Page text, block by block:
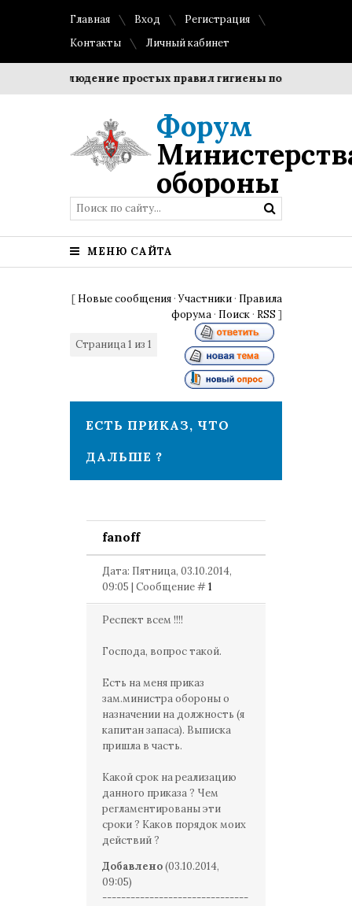
Главная Вход
Регистрация
Контакты
Личный кабинет
Соблюдение простых правил гигиены помогает
Форум
обороны
МЕНЮ САЙТА
[ Новые сообщения ·Участники · Правила
форума · Поиск · RSS ]
Страница1 из 1
ЕСТЬ ПРИКАЗ, ЧТО
ДАЛЬШЕ ?
fanoff
Дата: Пятница, 03.10.2014,
09:05 | Сообщение #1
Респект всем !!!!
Господа, вопрос такой.
Есть на меня приказ
зам.министра обороны о
назначении на должность (я
капитан запаса). Выписка
пришла в часть.
Какой срок на реализацию
данного приказа ? Чем
регламентированы эти
сроки ? Каков порядок моих
действий ?
Добавлено(03.10.2014,
09:05)
-------------------------------